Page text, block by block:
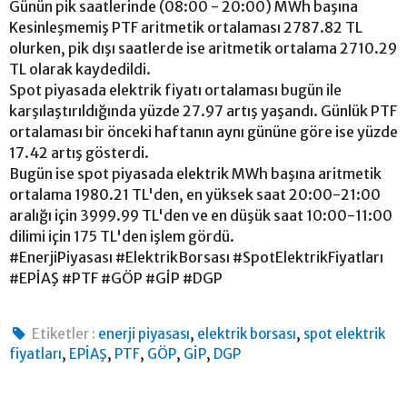
Günün pik saatlerinde (08:00 - 20:00) MWh başına
Kesinleşmemiş PTF aritmetik ortalaması 2787.82 TL
olurken, pik dışı saatlerde ise aritmetik ortalama 2710.29
TL olarak kaydedildi.
Spot piyasada elektrik fiyatı ortalaması bugün ile
karşılaştırıldığında yüzde 27.97 artış yaşandı. Günlük PTF
ortalaması bir önceki haftanın aynı gününe göre ise yüzde
17.42 artış gösterdi.
Bugün ise spot piyasada elektrik MWh başına aritmetik
ortalama 1980.21 TL'den, en yüksek saat 20:00-21:00
aralığı için 3999.99 TL'den ve en düşük saat 10:00-11:00
dilimi için 175 TL'den işlem gördü.
#EnerjiPiyasası #ElektrikBorsası #SpotElektrikFiyatları
#EPİAŞ #PTF #GÖP #GİP #DGP
Etiketler : enerji piyasası, elektrik borsası, spot elektrik
fiyatları, EPİAŞ, PTF, GÖP, GİP, DGP